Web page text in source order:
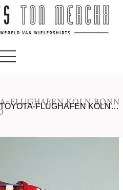
FLUGHAFEN KOLN BONN
FLUGHAFEN KÖLN…